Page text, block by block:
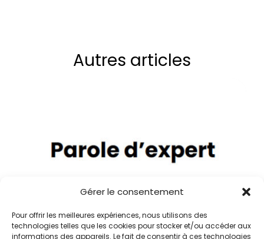
Gérer le consentement
Pour offrir les meilleures expériences, nous utilisons des
technologies telles que les cookies pour stocker et/ou accéder aux
informations des appareils. Le fait de consentir à ces technologies
Autres articles